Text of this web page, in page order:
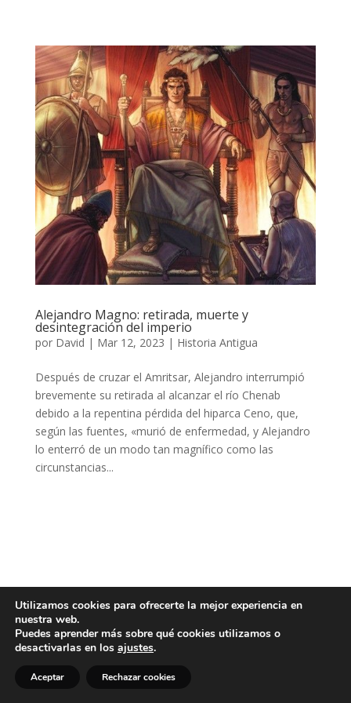
Alejandro Magno: retirada, muerte y
desintegración del imperio
por David | Mar 12, 2023 | Historia Antigua
Después de cruzar el Amritsar, Alejandro interrumpió
brevemente su retirada al alcanzar el río Chenab
debido a la repentina pérdida del hiparca Ceno, que,
según las fuentes, «murió de enfermedad, y Alejandro
lo enterró de un modo tan magnífico como las
circunstancias...
Utilizamos cookies para ofrecerte la mejor experiencia en
nuestra web.
Puedes aprender más sobre qué cookies utilizamos o
desactivarlas en los ajustes.
Aceptar Rechazar cookies